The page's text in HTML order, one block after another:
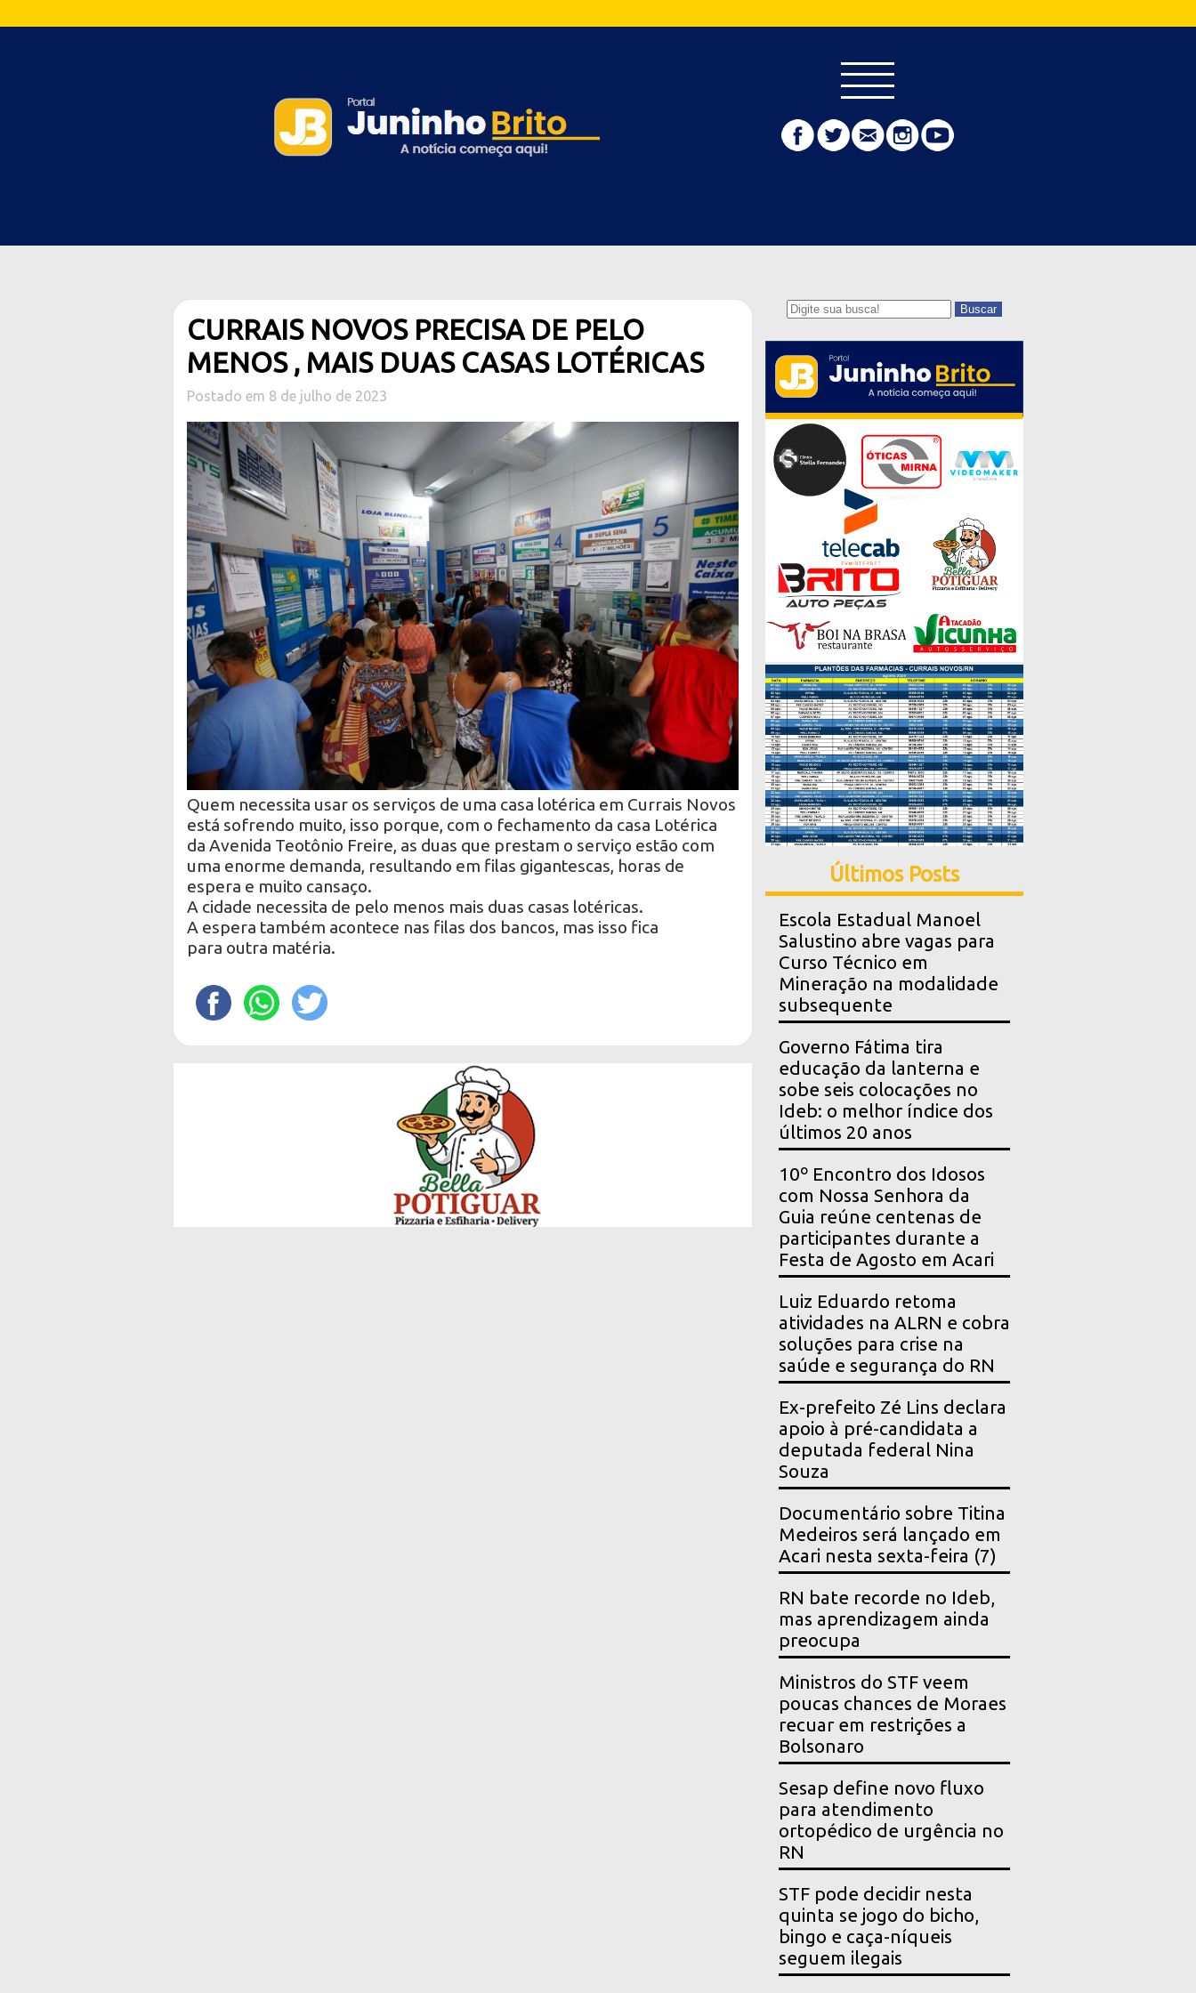
CURRAIS NOVOS PRECISA DE PELO
MENOS , MAIS DUAS CASAS LOTÉRICAS
Postado em 8 de julho de 2023
Quem necessita usar os serviços de uma casa lotérica em Currais Novos
está sofrendo muito, isso porque, com o fechamento da casa Lotérica
da Avenida Teotônio Freire, as duas que prestam o serviço estão com
uma enorme demanda, resultando em filas gigantescas, horas de
espera e muito cansaço.
A cidade necessita de pelo menos mais duas casas lotéricas.
A espera também acontece nas filas dos bancos, mas isso fica
para outra matéria.
Buscar
Últimos Posts
Escola Estadual Manoel
Salustino abre vagas para
Curso Técnico em
Mineração na modalidade
subsequente
Governo Fátima tira
educação da lanterna e
sobe seis colocações no
Ideb: o melhor índice dos
últimos 20 anos
10º Encontro dos Idosos
com Nossa Senhora da
Guia reúne centenas de
participantes durante a
Festa de Agosto em Acari
Luiz Eduardo retoma
atividades na ALRN e cobra
soluções para crise na
saúde e segurança do RN
Ex-prefeito Zé Lins declara
apoio à pré-candidata a
deputada federal Nina
Souza
Documentário sobre Titina
Medeiros será lançado em
Acari nesta sexta-feira (7)
RN bate recorde no Ideb,
mas aprendizagem ainda
preocupa
Ministros do STF veem
poucas chances de Moraes
recuar em restrições a
Bolsonaro
Sesap define novo fluxo
para atendimento
ortopédico de urgência no
RN
STF pode decidir nesta
quinta se jogo do bicho,
bingo e caça-níqueis
seguem ilegais